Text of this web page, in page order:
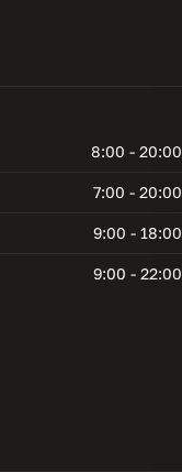
8:00 - 20:00
7:00 - 20:00
9:00 - 18:00
9:00 - 22:00